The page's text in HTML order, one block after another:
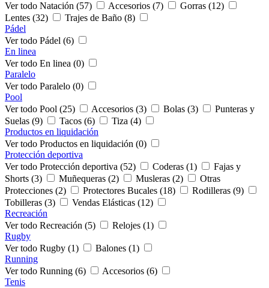
Ver todo Natación (57)
Accesorios (7)
Gorras (12)
Lentes (32)
Trajes de Baño (8)
Pádel
Ver todo Pádel (6)
En linea
Ver todo En linea (0)
Paralelo
Ver todo Paralelo (0)
Pool
Ver todo Pool (25)
Accesorios (3) Bolas (3)
Punteras y
Suelas (9)
Tacos (6)
Tiza (4)
Productos en liquidación
Ver todo Productos en liquidación (0)
Protección deportiva
Ver todo Protección deportiva (52)
Coderas (1)
Fajas y
Shorts (3)
Muñequeras (2) Musleras (2)
Otras
Protecciones (2)
Protectores Bucales (18)
Rodilleras (9)
Tobilleras (3)
Vendas Elásticas (12)
Recreación
Ver todo Recreación (5)
Relojes (1)
Rugby
Ver todo Rugby (1)
Balones (1)
Running
Ver todo Running (6)
Accesorios (6)
Tenis